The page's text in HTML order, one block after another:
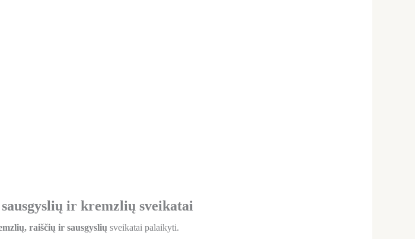
ir kremzlių sveikatai
raiščių ir sausgyslių sveikatai palaikyti.